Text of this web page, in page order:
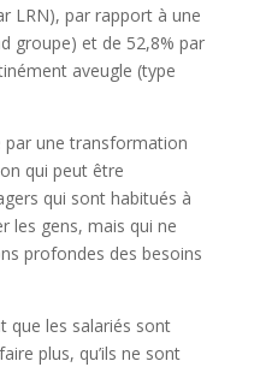
LRN), par rapport à une
groupe) et de 52,8% par
aveugle (type
par une transformation
qui peut être
qui sont habitués à
les gens, mais qui ne
profondes des besoins
que les salariés sont
plus, qu’ils ne sont